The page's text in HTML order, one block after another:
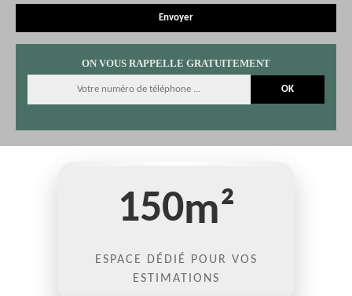
ON VOUS RAPPELLE GRATUITEMENT
150m²
ESPACE DÉDIÉ POUR VOS
ESTIMATIONS